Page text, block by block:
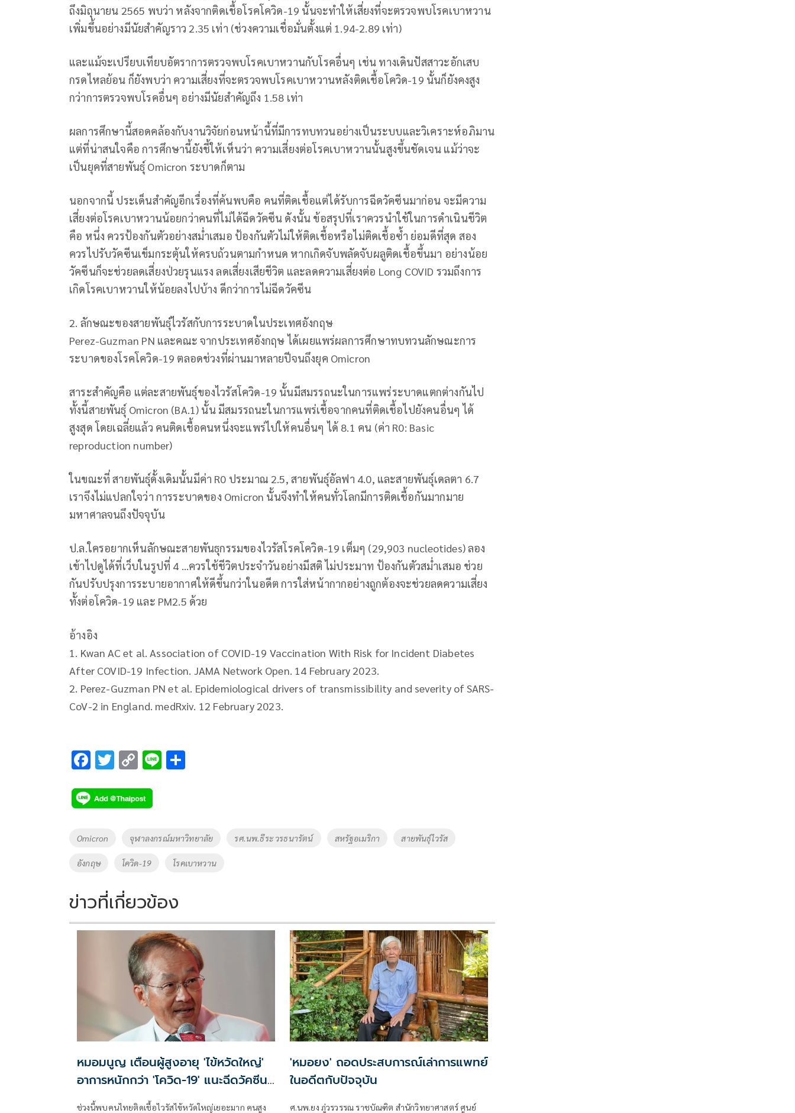
ถึงมิถุนายน 2565 พบว่า หลังจากติดเชื้อโรคโควิด-19 นั้นจะทำให้เสี่ยงที่จะตรวจพบโรคเบาหวาน
เพิ่มขึ้นอย่างมีนัยสำคัญราว 2.35 เท่า (ช่วงความเชื่อมั่นตั้งแต่ 1.94-2.89 เท่า)
และแม้จะเปรียบเทียบอัตราการตรวจพบโรคเบาหวานกับโรคอื่นๆ เช่น ทางเดินปัสสาวะอักเสบ
กรดไหลย้อน ก็ยังพบว่า ความเสี่ยงที่จะตรวจพบโรคเบาหวานหลังติดเชื้อโควิด-19 นั้นก็ยังคงสูง
กว่าการตรวจพบโรคอื่นๆ อย่างมีนัยสำคัญถึง 1.58 เท่า
ผลการศึกษานี้สอดคล้องกับงานวิจัยก่อนหน้านี้ที่มีการทบทวนอย่างเป็นระบบและวิเคราะห์อภิมาน
แต่ที่น่าสนใจคือ การศึกษานี้ยังชี้ให้เห็นว่า ความเสี่ยงต่อโรคเบาหวานนั้นสูงขึ้นชัดเจน แม้ว่าจะ
เป็นยุคที่สายพันธุ์ Omicron ระบาดก็ตาม
นอกจากนี้ ประเด็นสำคัญอีกเรื่องที่ค้นพบคือ คนที่ติดเชื้อแต่ได้รับการฉีดวัคซีนมาก่อน จะมีความ
เสี่ยงต่อโรคเบาหวานน้อยกว่าคนที่ไม่ได้ฉีดวัคซีน ดังนั้น ข้อสรุปที่เราควรนำใช้ในการดำเนินชีวิต
คือ หนึ่ง ควรป้องกันตัวอย่างสม่ำเสมอ ป้องกันตัวไม่ให้ติดเชื้อหรือไม่ติดเชื้อซ้ำ ย่อมดีที่สุด สอง
ควรไปรับวัคซีนเข็มกระตุ้นให้ครบถ้วนตามกำหนด หากเกิดจับพลัดจับผลูติดเชื้อขึ้นมา อย่างน้อย
วัคซีนก็จะช่วยลดเสี่ยงป่วยรุนแรง ลดเสี่ยงเสียชีวิต และลดความเสี่ยงต่อ Long COVID รวมถึงการ
เกิดโรคเบาหวานให้น้อยลงไปบ้าง ดีกว่าการไม่ฉีดวัคซีน
2. ลักษณะของสายพันธุ์ไวรัสกับการระบาดในประเทศอังกฤษ
Perez-Guzman PN และคณะ จากประเทศอังกฤษ ได้เผยแพร่ผลการศึกษาทบทวนลักษณะการ
ระบาดของโรคโควิด-19 ตลอดช่วงที่ผ่านมาหลายปีจนถึงยุค Omicron
สาระสำคัญคือ แต่ละสายพันธุ์ของไวรัสโควิด-19 นั้นมีสมรรถนะในการแพร่ระบาดแตกต่างกันไป
ทั้งนี้สายพันธุ์ Omicron (BA.1) นั้น มีสมรรถนะในการแพร่เชื้อจากคนที่ติดเชื้อไปยังคนอื่นๆ ได้
สูงสุด โดยเฉลี่ยแล้ว คนติดเชื้อคนหนึ่งจะแพร่ไปให้คนอื่นๆ ได้ 8.1 คน (ค่า R0: Basic
reproduction number)
ในขณะที่ สายพันธุ์ดั้งเดิมนั้นมีค่า R0 ประมาณ 2.5, สายพันธุ์อัลฟา 4.0, และสายพันธุ์เดลตา 6.7
เราจึงไม่แปลกใจว่า การระบาดของ Omicron นั้นจึงทำให้คนทั่วโลกมีการติดเชื้อกันมากมาย
มหาศาลจนถึงปัจจุบัน
ป.ล.ใครอยากเห็นลักษณะสายพันธุกรรมของไวรัสโรคโควิด-19 เต็มๆ (29,903 nucleotides) ลอง
เข้าไปดูได้ที่เว็บในรูปที่ 4 ...ควรใช้ชีวิตประจำวันอย่างมีสติ ไม่ประมาท ป้องกันตัวสม่ำเสมอ ช่วย
กันปรับปรุงการระบายอากาศให้ดีขึ้นกว่าในอดีต การใส่หน้ากากอย่างถูกต้องจะช่วยลดความเสี่ยง
ทั้งต่อโควิด-19 และ PM2.5 ด้วย
อ้างอิง
1. Kwan AC et al. Association of COVID-19 Vaccination With Risk for Incident Diabetes
After COVID-19 Infection. JAMA Network Open. 14 February 2023.
2. Perez-Guzman PN et al. Epidemiological drivers of transmissibility and severity of SARS-
CoV-2 in England. medRxiv. 12 February 2023.
F
e
b
o
k
T
tt
er
C
p
y
Li
n
k
Li
Tags
Omicron จุฬาลงกรณ์มหาวิทยาลัย รศ.นพ.ธีระ วรธนารัตน์ สหรัฐอเมริกา สายพันธุ์ไวรัส
อังกฤษ โควิด-19 โรคเบาหวาน
ข่าวที่เกี่ยวข้อง
หมอมนูญ เตือนผู้สูงอายุ 'ไข้หวัดใหญ่'
อาการหนักกว่า 'โควิด-19' แนะฉีดวัคซีนปี
ละเข็ม ลดรุนแรง
ช่วงนี้พบคนไทยติดเชื้อไวรัสไข้หวัดใหญ่เยอะมาก คนสูง
'หมอยง' ถอดประสบการณ์เล่าการแพทย์
ในอดีตกับปัจจุบัน
ศ.นพ.ยง ภู่วรวรรณ ราชบัณฑิต สำนักวิทยาศาสตร์ ศูนย์